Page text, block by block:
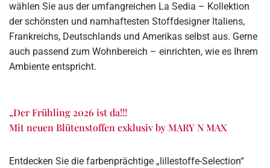
wählen Sie aus der umfangreichen La Sedia – Kollektion
der schönsten und namhaftesten Stoffdesigner Italiens,
Frankreichs, Deutschlands und Amerikas selbst aus. Gerne
auch passend zum Wohnbereich – einrichten, wie es Ihrem
Ambiente entspricht.
„Der Frühling 2026 ist da!!!
Mit neuen Blütenstoffen exklusiv by MARY N MAX
Entdecken Sie die farbenprächtige „lillestoffe-Selection“